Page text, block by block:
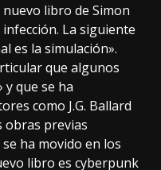
libro de Simon
La siguiente
es la simulación».
que algunos
que se ha
como J.G. Ballard
obras previas
ha movido en los
libro es cyberpunk